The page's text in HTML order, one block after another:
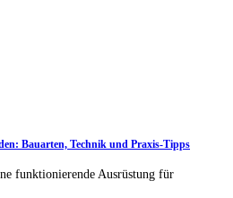
Bauarten, Technik und Praxis-Tipps
funktionierende Ausrüstung für